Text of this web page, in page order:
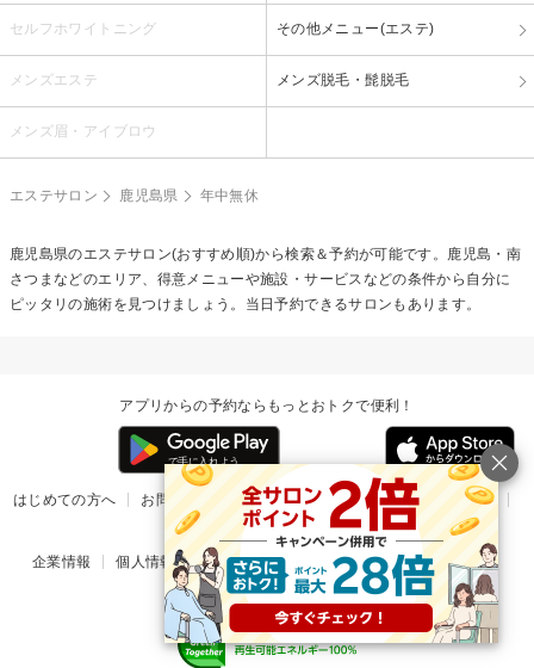
セルフホワイトニング その他メニュー(エステ)
メンズエステ メンズ脱毛・髭脱毛
メンズ眉・アイブロウ
エステサロン 鹿児島県 年中無休
鹿児島県のエステサロン(おすすめ順)から検索＆予約が可能です。鹿児島・南
さつまなどのエリア、得意メニューや施設・サービスなどの条件から自分に
ピッタリの施術を見つけましょう。当日予約できるサロンもあります。
アプリからの予約ならもっとおトクで便利！
はじめての方へ お問い合わせ ヘルプ リリース情報
利用規約
掲載ご希望のサロン様
企業情報 個人情報保護方針 楽天のサービス一覧 アプリ一覧
© Rakuten Group, Inc.